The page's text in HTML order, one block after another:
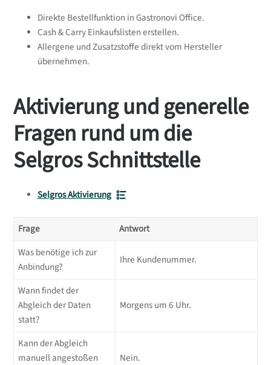
Direkte Bestellfunktion in Gastronovi Office.
Cash & Carry Einkaufslisten erstellen.
Allergene und Zusatzstoffe direkt vom Hersteller
übernehmen.
Aktivierung und generelle
Fragen rund um die
Selgros Schnittstelle
Selgros Aktivierung
Frage
Antwort
Was benötige ich zur
Anbindung?
Ihre Kundenummer.
Wann findet der
Abgleich der Daten
statt?
Morgens um 6 Uhr.
Kann der Abgleich
manuell angestoßen
Nein.